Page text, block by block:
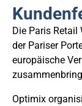
Die Paris Retail
der Pariser
europäische
Optimix